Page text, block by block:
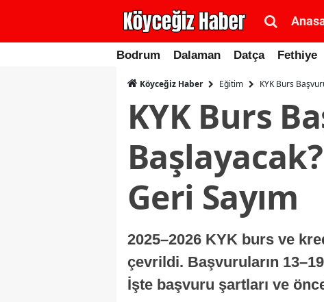
Bodrum Dalaman Datça Fethiye
Köyceğiz Haber Eğitim KYK Burs
KYK Burs
Geri Sayım
2025–2026 KYK burs ve
çevrildi. Başvuruların
İşte başvuru şartları ve